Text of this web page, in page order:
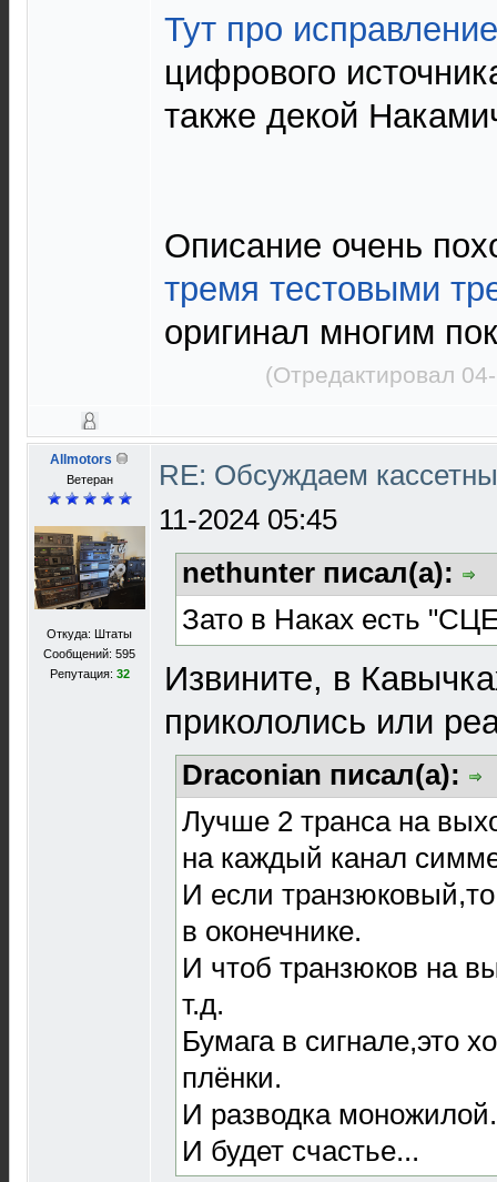
Тут про
цифрового
также декой
Описание очень
тремя тестовыми
оригинал многим
(Отредактировал
Allmotors
Ветеран
Откуда: Штаты
Сообщений: 595
Репутация: 32
RE: Обсуждаем
11-2024 05:45
nethunter писал(а):
Зато в Наках есть
Извините, в
прикололись или
Draconian писал(а):
Лучше 2 транса на
на каждый канал
И если
в оконечнике.
И чтоб транзюков на
т.д.
Бумага в сигнале,это
плёнки.
И разводка моножилой.
И будет счастье...